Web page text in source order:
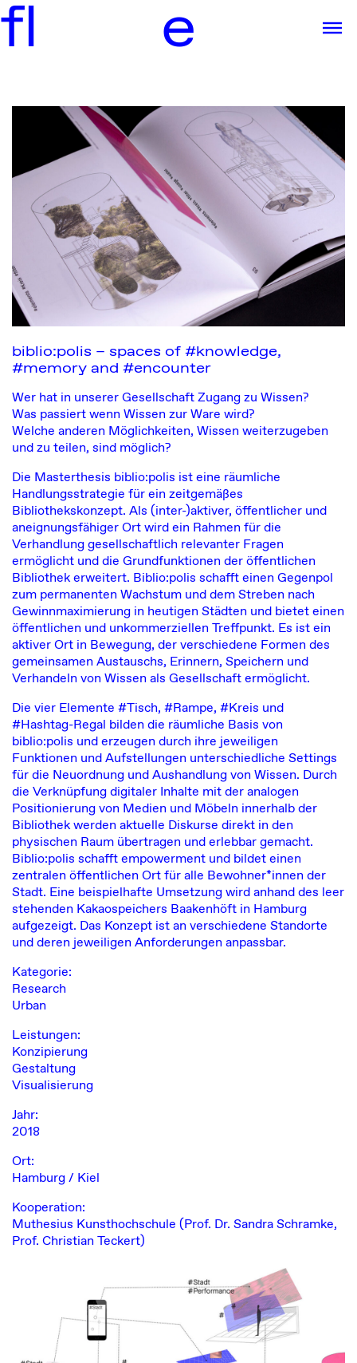
fl e
biblio:polis – spaces of #knowledge,
#memory and #encounter
Wer hat in unserer Gesellschaft Zugang zu Wissen?
Was passiert wenn Wissen zur Ware wird?
Welche anderen Möglichkeiten, Wissen weiterzugeben
und zu teilen, sind möglich?
Die Masterthesis biblio:polis ist eine räumliche
Handlungsstrategie für ein zeitgemäßes
Bibliothekskonzept. Als (inter-)aktiver, öffentlicher und
aneignungsfähiger Ort wird ein Rahmen für die
Verhandlung gesellschaftlich relevanter Fragen
ermöglicht und die Grundfunktionen der öffentlichen
Bibliothek erweitert. Biblio:polis schafft einen Gegenpol
zum permanenten Wachstum und dem Streben nach
Gewinnmaximierung in heutigen Städten und bietet einen
öffentlichen und unkommerziellen Treffpunkt. Es ist ein
aktiver Ort in Bewegung, der verschiedene Formen des
gemeinsamen Austauschs, Erinnern, Speichern und
Verhandeln von Wissen als Gesellschaft ermöglicht.
Die vier Elemente #Tisch, #Rampe, #Kreis und
#Hashtag-Regal bilden die räumliche Basis von
biblio:polis und erzeugen durch ihre jeweiligen
Funktionen und Aufstellungen unterschiedliche Settings
für die Neuordnung und Aushandlung von Wissen. Durch
die Verknüpfung digitaler Inhalte mit der analogen
Positionierung von Medien und Möbeln innerhalb der
Bibliothek werden aktuelle Diskurse direkt in den
physischen Raum übertragen und erlebbar gemacht.
Biblio:polis schafft empowerment und bildet einen
zentralen öffentlichen Ort für alle Bewohner*innen der
Stadt. Eine beispielhafte Umsetzung wird anhand des leer
stehenden Kakaospeichers Baakenhöft in Hamburg
aufgezeigt. Das Konzept ist an verschiedene Standorte
und deren jeweiligen Anforderungen anpassbar.
Kategorie:
Research
Urban
Leistungen:
Konzipierung
Gestaltung
Visualisierung
Jahr:
2018
Ort:
Hamburg / Kiel
Kooperation:
Muthesius Kunsthochschule (Prof. Dr. Sandra Schramke,
Prof. Christian Teckert)